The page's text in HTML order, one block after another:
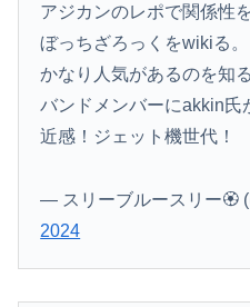
アジカンのレポで関係性
ぼっちざろっくをwikiる。
かなり人気があるのを知る
バンドメンバーにakkin氏
近感！ジェット機世代！
— スリーブルースリー🏵️
2024